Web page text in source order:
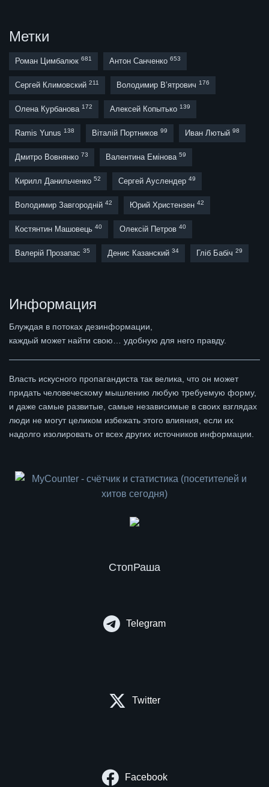
Метки
Роман Цимбалюк 681 Антон Санченко 653
Сергей Климовский 211 Володимир В’ятрович 176
Олена Курбанова 172 Алексей Копытько 139
Ramis Yunus 138 Віталій Портников 99 Иван Лютый 98
Дмитро Вовнянко 73 Валентина Емінова 59
Кирилл Данильченко 52 Сергей Ауслендер 49
Володимир Завгородній 42 Юрий Христензен 42
Костянтин Машовець 40 Олексій Петров 40
Валерій Прозапас 35 Денис Казанский 34 Гліб Бабіч 29
Информация
Блуждая в потоках дезинформации,
каждый может найти свою… удобную для него правду.
Власть искусного пропагандиста так велика, что он может
придать человеческому мышлению любую требуемую форму,
и даже самые развитые, самые независимые в своих взглядах
люди не могут целиком избежать этого влияния, если их
надолго изолировать от всех других источников информации.
СтопРаша
Telegram
Twitter
Facebook